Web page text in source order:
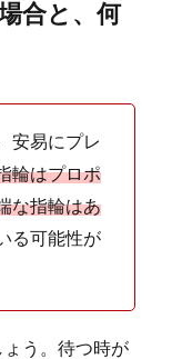
法
きを取り戻したい
合と、何
安易にプレ
輪はプロポ
な指輪はあ
る可能性が
う。待つ時が